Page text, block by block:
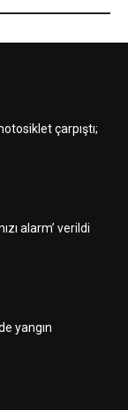
çarpıştı;
alarm’ verildi
yangın